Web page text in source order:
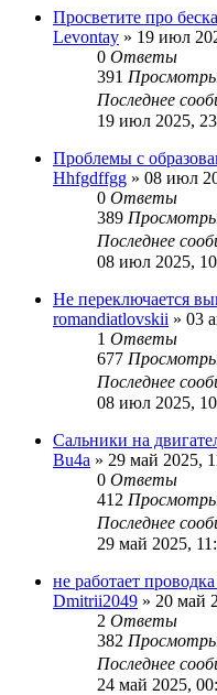
Просветите про
Levontay » 19 июл
0 Ответы
391
Последнее
19 июл 2025,
Проблемы с
Hhfgdffgg » 08 июл
0 Ответы
389
Последнее
08 июл 2025,
Не переключается
romandiatlovskii » 03
1 Ответы
677
Последнее
08 июл 2025,
Сальники на
Bu4a » 29 май 2025,
0 Ответы
412
Последнее
29 май 2025,
не работает
Dmitrii2049 » 20 май
2 Ответы
382
Последнее
24 май 2025,